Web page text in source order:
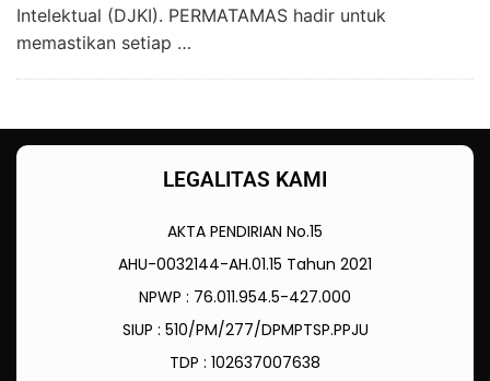
Intelektual (DJKI). PERMATAMAS hadir untuk
memastikan setiap …
LEGALITAS KAMI
AKTA PENDIRIAN No.15
AHU-0032144-AH.01.15 Tahun 2021
NPWP : 76.011.954.5-427.000
SIUP : 510/PM/277/DPMPTSP.PPJU
TDP : 102637007638